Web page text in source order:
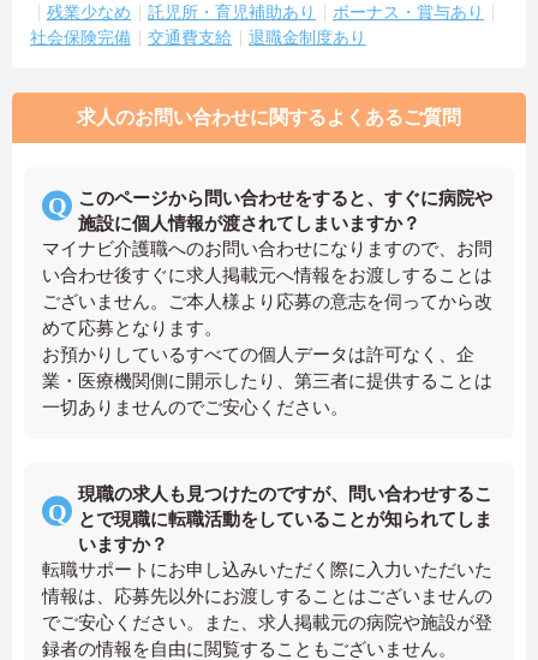
残業少なめ
託児所・育児補助あり
ボーナス・賞与あり
社会保険完備
交通費支給 退職金制度あり
求人のお問い合わせに関するよくあるご質問
このページから問い合わせをすると、すぐに病院や
施設に個人情報が渡されてしまいますか？
マイナビ介護職へのお問い合わせになりますので、お問
い合わせ後すぐに求人掲載元へ情報をお渡しすることは
ございません。ご本人様より応募の意志を伺ってから改
めて応募となります。
お預かりしているすべての個人データは許可なく、企
業・医療機関側に開示したり、第三者に提供することは
一切ありませんのでご安心ください。
現職の求人も見つけたのですが、問い合わせするこ
とで現職に転職活動をしていることが知られてしま
いますか？
転職サポートにお申し込みいただく際に入力いただいた
情報は、応募先以外にお渡しすることはございませんの
でご安心ください。また、求人掲載元の病院や施設が登
録者の情報を自由に閲覧することもございません。